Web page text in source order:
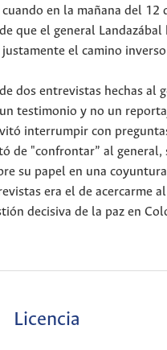
en la mañana del 12
que el general Landazábal
el camino
dos entrevistas hechas al
testimonio y no un
interrumpir con
de "confrontar” al general,
su papel en una
era el de acercarme
decisiva de la paz en
Licencia